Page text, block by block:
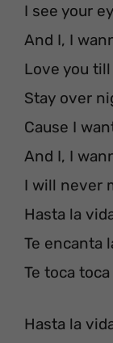
I see your
And I, I
Love you
Stay over
Cause I
And I, I
I will never
Hasta la
Te encanta
Te toca
Hasta la